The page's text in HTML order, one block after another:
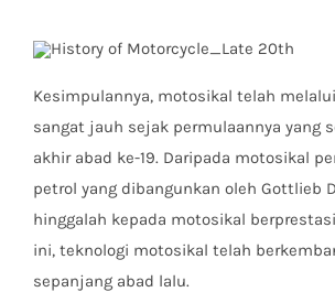
Kesimpulannya, motosikal telah
sangat jauh sejak permulaannya yang
akhir abad ke-19. Daripada motosikal
petrol yang dibangunkan oleh Gottlieb
hinggalah kepada motosikal
ini, teknologi motosikal telah
sepanjang abad lalu.